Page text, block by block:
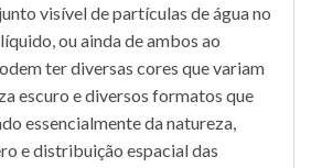
visível de partículas de água no
ou ainda de ambos ao
ter diversas cores que variam
escuro e diversos formatos que
essencialmente da natureza,
e distribuição espacial das